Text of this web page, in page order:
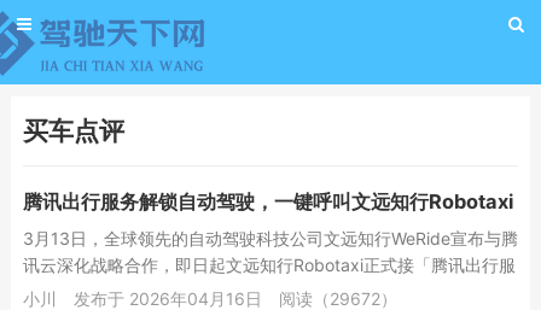
买车点评
腾讯出行服务解锁自动驾驶，一键呼叫文远知行Robotaxi
3月13日，全球领先的自动驾驶科技公司文远知行WeRide宣布与腾
讯云深化战略合作，即日起文远知行Robotaxi正式接「腾讯出行服
务」小程序，用户无需切换Ap...
小川 发布于 2026年04月16日 阅读（29672）